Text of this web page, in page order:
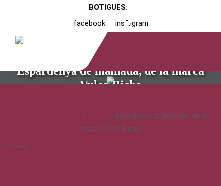
BOTIGUES:
facebook
instagram
Espardenya de mainada, de la marca
Vulca-Bicha
/ / /
/ Espardenya de mainada, de la
marca Vulca-Bicha
Oferta!